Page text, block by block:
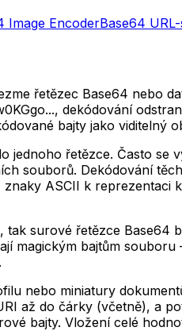
Image EncoderBase64
řetězec Base64 nebo
dekódování
bajty jako viditelný
jednoho řetězce. Často
souborů. Dekódování
ASCII k reprezentaci
tak surové řetězce
magickým bajtům
nebo miniatury
až do čárky (včetně), a
bajty. Vložení celé